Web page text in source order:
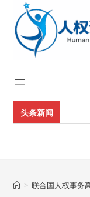
content
头条新闻
> 联合国人权事务